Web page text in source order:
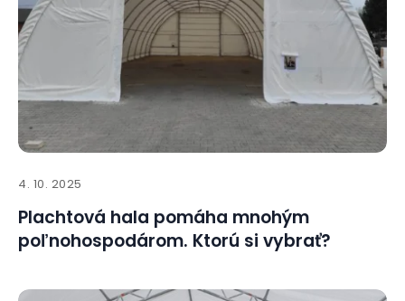
4. 10. 2025
Plachtová hala pomáha mnohým
poľnohospodárom. Ktorú si vybrať?